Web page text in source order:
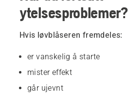
ytelsesproblemer?
Hvis løvblåseren fremdeles:
er vanskelig å starte
mister effekt
går ujevnt